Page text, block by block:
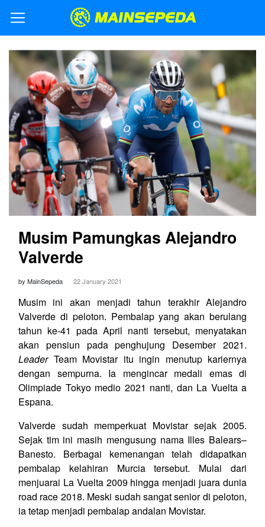
Musim Pamungkas Alejandro
Valverde
by MainSepeda 22 January 2021
Musim ini akan menjadi tahun terakhir Alejandro
Valverde di peloton. Pembalap yang akan berulang
tahun ke-41 pada April nanti tersebut, menyatakan
akan pensiun pada penghujung Desember 2021.
LeaderTeam Movistar itu ingin menutup kariernya
dengan sempurna. Ia mengincar medali emas di
Olimpiade Tokyo medio 2021 nanti, dan La Vuelta a
Espana.
Valverde sudah memperkuat Movistar sejak 2005.
Sejak tim ini masih mengusung nama Illes Balears–
Banesto. Berbagai kemenangan telah didapatkan
pembalap kelahiran Murcia tersebut. Mulai dari
menjuarai La Vuelta 2009 hingga menjadi juara dunia
road race 2018. Meski sudah sangat senior di peloton,
ia tetap menjadi pembalap andalan Movistar.